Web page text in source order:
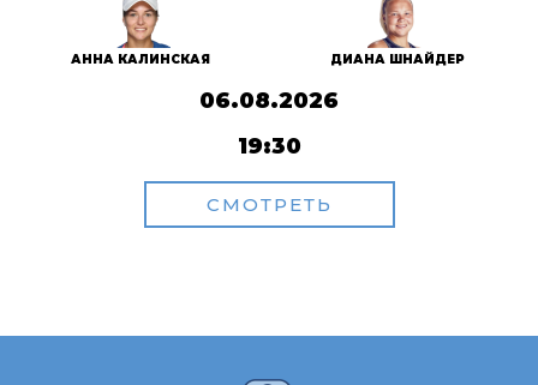
АННА КАЛИНСКАЯ ДИАНА ШНАЙДЕР
06.08.2026
19:30
СМОТРЕТЬ